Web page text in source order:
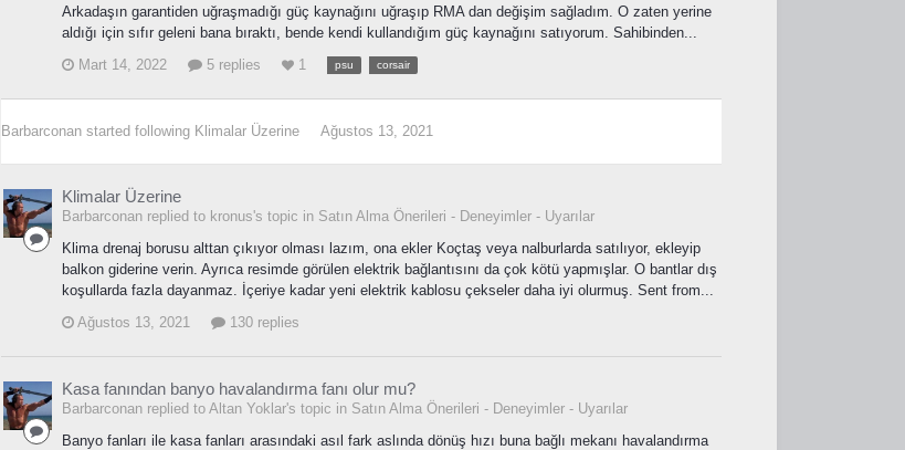
Arkadaşın garantiden uğraşmadığı güç kaynağını uğraşıp RMA dan değişim sağladım. O zaten yerine
aldığı için sıfır geleni bana bıraktı, bende kendi kullandığım güç kaynağını satıyorum. Sahibinden...
Mart 14, 2022
5 replies 1 psu corsair
Barbarconanstarted following Klimalar Üzerine Ağustos 13, 2021
Klimalar Üzerine
Barbarconan replied to kronus's topic in Satın Alma Önerileri - Deneyimler - Uyarılar
Klima drenaj borusu alttan çıkıyor olması lazım, ona ekler Koçtaş veya nalburlarda satılıyor, ekleyip
balkon giderine verin. Ayrıca resimde görülen elektrik bağlantısını da çok kötü yapmışlar. O bantlar dış
koşullarda fazla dayanmaz. İçeriye kadar yeni elektrik kablosu çekseler daha iyi olurmuş. Sent from...
Ağustos 13, 2021
130 replies
Kasa fanından banyo havalandırma fanı olur mu?
Barbarconan replied to Altan Yoklar's topic in Satın Alma Önerileri - Deneyimler - Uyarılar
Banyo fanları ile kasa fanları arasındaki asıl fark aslında dönüş hızı buna bağlı mekanı havalandırma